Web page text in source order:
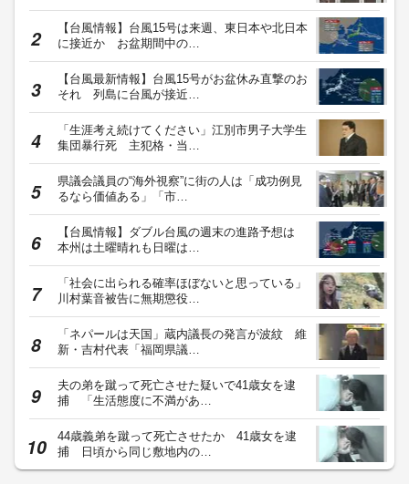
【台風情報】台風15号は来週、東日本や北日本
に接近か お盆期間中の…
【台風最新情報】台風15号がお盆休み直撃のお
それ 列島に台風が接近…
「生涯考え続けてください」江別市男子大学生
集団暴行死 主犯格・当…
県議会議員の“海外視察”に街の人は「成功例見
るなら価値ある」「市…
【台風情報】ダブル台風の週末の進路予想は
本州は土曜晴れも日曜は…
「社会に出られる確率ほぼないと思っている」
川村葉音被告に無期懲役…
「ネパールは天国」蔵内議長の発言が波紋 維
新・吉村代表「福岡県議…
夫の弟を蹴って死亡させた疑いで41歳女を逮
捕 「生活態度に不満があ…
44歳義弟を蹴って死亡させたか 41歳女を逮
捕 日頃から同じ敷地内の…